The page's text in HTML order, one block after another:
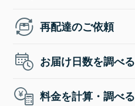
再配達のご依頼
お届け日数を調べる
料金を計算・調べる